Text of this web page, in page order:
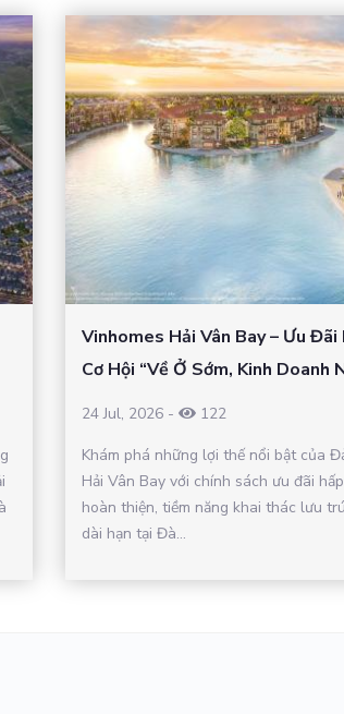
Vinhomes Hải Vân Bay – Ưu Đãi
Cơ Hội “Về Ở Sớm, Kinh Doanh
24 Jul, 2026-
122
Khám phá những lợi thế nổi bật của
Hải Vân Bay với chính sách ưu đãi
hoàn thiện, tiềm năng khai thác lưu
dài hạn tại Đà...